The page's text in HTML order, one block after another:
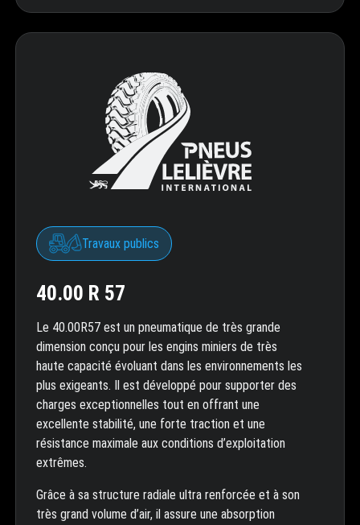
Travaux publics
40.00 R 57
Le 40.00R57 est un pneumatique de très grande
dimension conçu pour les engins miniers de très
haute capacité évoluant dans les environnements les
plus exigeants. Il est développé pour supporter des
charges exceptionnelles tout en offrant une
excellente stabilité, une forte traction et une
résistance maximale aux conditions d’exploitation
extrêmes.
Grâce à sa structure radiale ultra renforcée et à son
très grand volume d’air, il assure une absorption